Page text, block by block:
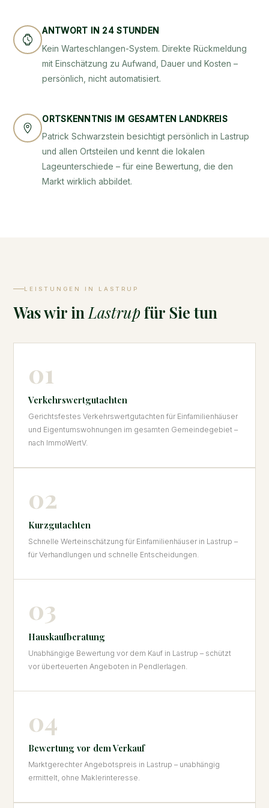
ANTWORT IN 24 STUNDEN
Kein Warteschlangen-System. Direkte Rückmeldung
mit Einschätzung zu Aufwand, Dauer und Kosten –
persönlich, nicht automatisiert.
ORTSKENNTNIS IM GESAMTEN LANDKREIS
Patrick Schwarzstein besichtigt persönlich in Lastrup
und allen Ortsteilen und kennt die lokalen
Lageunterschiede – für eine Bewertung, die den
Markt wirklich abbildet.
LEISTUNGEN IN LASTRUP
Was wir in Lastrupfür Sie tun
01
Verkehrswertgutachten
Gerichtsfestes Verkehrswertgutachten für Einfamilienhäuser
und Eigentumswohnungen im gesamten Gemeindegebiet –
nach ImmoWertV.
02
Kurzgutachten
Schnelle Werteinschätzung für Einfamilienhäuser in Lastrup –
für Verhandlungen und schnelle Entscheidungen.
03
Hauskaufberatung
Unabhängige Bewertung vor dem Kauf in Lastrup – schützt
vor überteuerten Angeboten in Pendlerlagen.
04
Bewertung vor dem Verkauf
Marktgerechter Angebotspreis in Lastrup – unabhängig
ermittelt, ohne Maklerinteresse.